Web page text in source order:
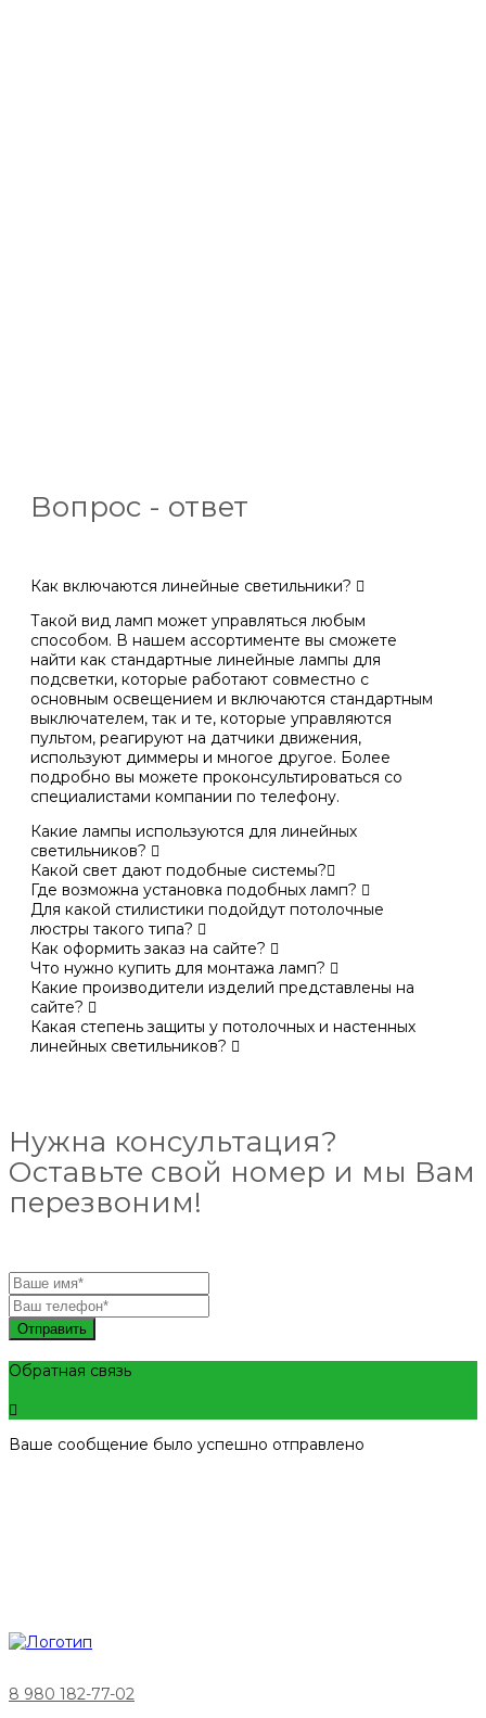
Вопрос - ответ
Как включаются линейные светильники?
Такой вид ламп может управляться любым
способом. В нашем ассортименте вы сможете
найти как стандартные линейные лампы для
подсветки, которые работают совместно с
основным освещением и включаются стандартным
выключателем, так и те, которые управляются
пультом, реагируют на датчики движения,
используют диммеры и многое другое. Более
подробно вы можете проконсультироваться со
специалистами компании по телефону.
Какие лампы используются для линейных
светильников?
Какой свет дают подобные системы?
Где возможна установка подобных ламп?
Для какой стилистики подойдут потолочные
люстры такого типа?
Как оформить заказ на сайте?
Что нужно купить для монтажа ламп?
Какие производители изделий представлены на
сайте?
Какая степень защиты у потолочных и настенных
линейных светильников?
Нужна консультация?
Оставьте свой номер и мы Вам
перезвоним!
Отправить
Обратная связь
Ваше сообщение было успешно отправлено
8 980 182-77-02